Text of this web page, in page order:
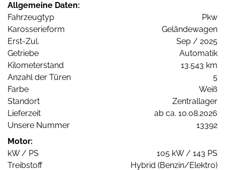
Allgemeine Daten:
Fahrzeugtyp
Pkw
Karosserieform
Geländewagen
Erst-Zul.
Sep / 2025
Getriebe
Automatik
Kilometerstand
13.543 km
Anzahl der Türen
5
Farbe
Weiß
Standort
Zentrallager
Lieferzeit
ab ca. 10.08.2026
Unsere Nummer
13392
Motor:
kW / PS
105 kW / 143 PS
Treibstoff
Hybrid (Benzin/Elektro)